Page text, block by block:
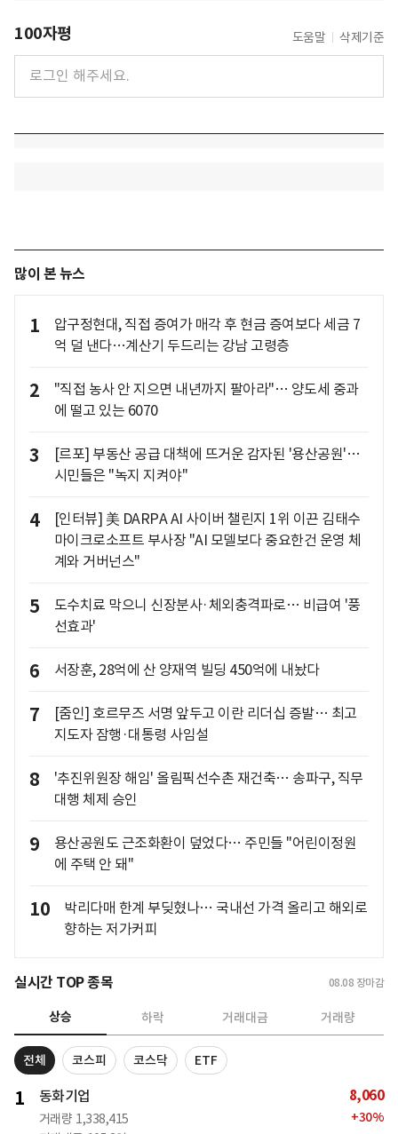
100자평 도움말 삭제기준
많이 본 뉴스
1
압구정현대, 직접 증여가 매각 후 현금 증여보다 세금 7
억 덜 낸다…계산기 두드리는 강남 고령층
2
"직접 농사 안 지으면 내년까지 팔아라"… 양도세 중과
에 떨고 있는 6070
3
[르포] 부동산 공급 대책에 뜨거운 감자된 '용산공원'…
시민들은 "녹지 지켜야"
4
[인터뷰] 美 DARPA AI 사이버 챌린지 1위 이끈 김태수
마이크로소프트 부사장 "AI 모델보다 중요한건 운영 체
계와 거버넌스"
5
도수치료 막으니 신장분사·체외충격파로… 비급여 '풍
선효과'
6 서장훈, 28억에 산 양재역 빌딩 450억에 내놨다
7
[줌인] 호르무즈 서명 앞두고 이란 리더십 증발… 최고
지도자 잠행·대통령 사임설
8
'추진위원장 해임' 올림픽선수촌 재건축… 송파구, 직무
대행 체제 승인
9
용산공원도 근조화환이 덮었다… 주민들 "어린이정원
에 주택 안 돼"
10
박리다매 한계 부딪혔나… 국내선 가격 올리고 해외로
향하는 저가커피
실시간 TOP 종목 08.08 장마감
상승 하락 거래대금 거래량
전체 코스피 코스닥 ETF
1 동화기업
거래량 1,338,415
8,060
+30%